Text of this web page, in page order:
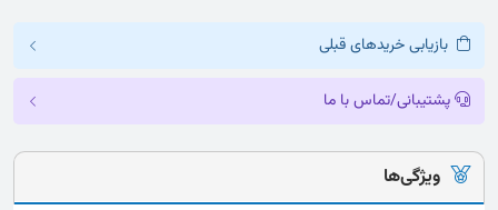
بازیابی خریدهای قبلی
پشتیبانی/تماس با ما
ویژگی‌ها